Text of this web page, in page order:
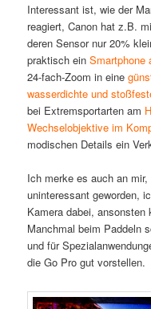
Interessant ist, wie der
reagiert, Canon hat z.B.
deren Sensor nur 20%
praktisch ein Smartphone
24-fach-Zoom in eine
wasserdichte und
bei Extremsportarten am
Wechselobjektive im
modischen Details ein
Ich merke es auch an
uninteressant geworden,
Kamera dabei,
Manchmal beim Paddeln
und für
die Go Pro gut vorstellen.